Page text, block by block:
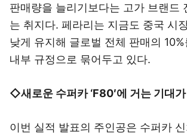
판매량을 늘리기보다는 고가 브랜드
는 취지다. 페라리는 지금도 중국 시
낮게 유지해 글로벌 전체 판매의
내부 규정으로 묶어두고 있다.
◇새로운 수퍼카 ‘F80′에 거는 기대
이번 실적 발표의 주인공은 수퍼카 신